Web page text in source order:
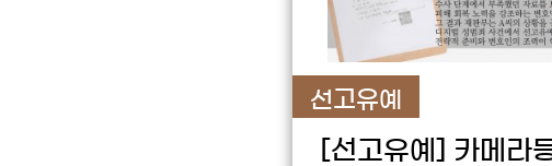
선고유예
[선고유예] 카메라